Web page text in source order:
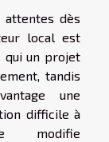
attentes dès
local est
qui un projet
tandis
une
difficile à
modifie